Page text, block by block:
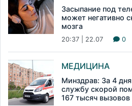
Засыпание под
может негативно
мозга
20:37 | 22.07 0
МЕДИЦИНА
Минздрав: За 4
службу скорой
167 тысяч вызовов